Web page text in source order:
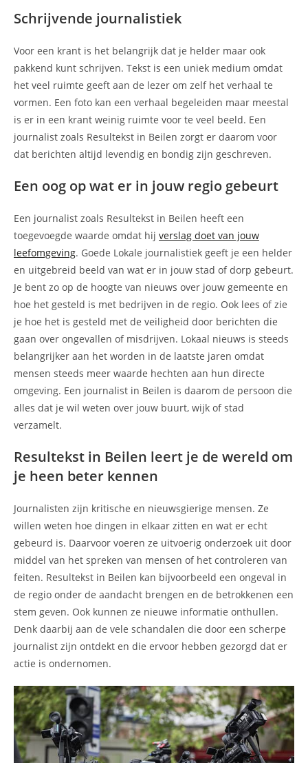
Schrijvende journalistiek
Voor een krant is het belangrijk dat je helder maar ook
pakkend kunt schrijven. Tekst is een uniek medium omdat
het veel ruimte geeft aan de lezer om zelf het verhaal te
vormen. Een foto kan een verhaal begeleiden maar meestal
is er in een krant weinig ruimte voor te veel beeld. Een
journalist zoals Resultekst in Beilen zorgt er daarom voor
dat berichten altijd levendig en bondig zijn geschreven.
Een oog op wat er in jouw regio gebeurt
Een journalist zoals Resultekst in Beilen heeft een
toegevoegde waarde omdat hij verslag doet van jouw
leefomgeving. Goede Lokale journalistiek geeft je een helder
en uitgebreid beeld van wat er in jouw stad of dorp gebeurt.
Je bent zo op de hoogte van nieuws over jouw gemeente en
hoe het gesteld is met bedrijven in de regio. Ook lees of zie
je hoe het is gesteld met de veiligheid door berichten die
gaan over ongevallen of misdrijven. Lokaal nieuws is steeds
belangrijker aan het worden in de laatste jaren omdat
mensen steeds meer waarde hechten aan hun directe
omgeving. Een journalist in Beilen is daarom de persoon die
alles dat je wil weten over jouw buurt, wijk of stad
verzamelt.
Resultekst in Beilen leert je de wereld om
je heen beter kennen
Journalisten zijn kritische en nieuwsgierige mensen. Ze
willen weten hoe dingen in elkaar zitten en wat er echt
gebeurd is. Daarvoor voeren ze uitvoerig onderzoek uit door
middel van het spreken van mensen of het controleren van
feiten. Resultekst in Beilen kan bijvoorbeeld een ongeval in
de regio onder de aandacht brengen en de betrokkenen een
stem geven. Ook kunnen ze nieuwe informatie onthullen.
Denk daarbij aan de vele schandalen die door een scherpe
journalist zijn ontdekt en die ervoor hebben gezorgd dat er
actie is ondernomen.